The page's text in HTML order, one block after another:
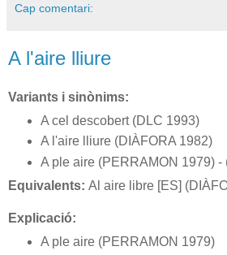
Cap comentari:
A l'aire lliure
Variants i sinònims:
A cel descobert (DLC 1993)
A l'aire lliure (DIÀFORA 1982)
A ple aire (PERRAMON 1979) -
Equivalents: Al aire libre [ES]
Explicació:
A ple aire (PERRAMON 1979)